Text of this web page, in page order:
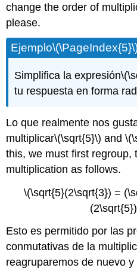
change the order of
please.
Ejemplo
Simplifica la expresión
tu respuesta en forma
Lo que realmente nos
multiplicar\(\sqrt{5}\) and
this, we must first regroup,
multiplication as follows.
\(\sqrt{5}(2\sqrt{3}) =
Esto es permitido por las
conmutativas de la
reagruparemos de nuevo